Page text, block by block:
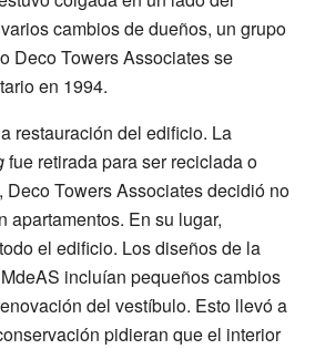
cambios de dueños, un grupo
Deco Towers Associates se
en 1994.
restauración del edificio. La
fue retirada para ser reciclada o
Deco Towers Associates decidió no
apartamentos. En su lugar,
el edificio. Los diseños de la
incluían pequeños cambios
del vestíbulo. Esto llevó a
pidieran que el interior